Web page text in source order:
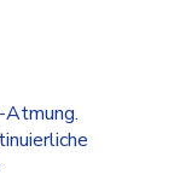
Atmung.